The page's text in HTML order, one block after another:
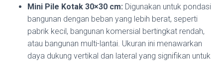
Mini Pile Kotak 30×30 cm: Digunakan untuk pondasi
bangunan dengan beban yang lebih berat, seperti
pabrik kecil, bangunan komersial bertingkat rendah,
atau bangunan multi-lantai. Ukuran ini menawarkan
daya dukung vertikal dan lateral yang signifikan untuk